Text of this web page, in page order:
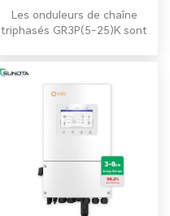
5-20 kW
Les onduleurs de chaîne
triphasés GR3P(5-25)K sont
résidentielles, industrielles
et commerciales. Compacts,
ils offrent un rendement
supérieur et une large
gamme de puissances. Ils
sont dotés de deux entrées
MPPT pour une flexibilité et
une efficacité accrues.